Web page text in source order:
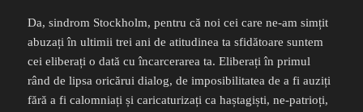
Da, sindrom Stockholm, pentru că noi cei care ne-am simțit
abuzați în ultimii trei ani de atitudinea ta sfidătoare suntem
cei eliberați o dată cu încarcerarea ta. Eliberați în primul
rând de lipsa oricărui dialog, de imposibilitatea de a fi auziți
fără a fi calomniați și caricaturizați ca haștagiști, ne-patrioți,